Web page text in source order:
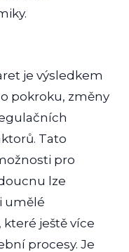
je výsledkem
pokroku, změny
Tato
pro
lze
umělé
ještě více
procesy. Je